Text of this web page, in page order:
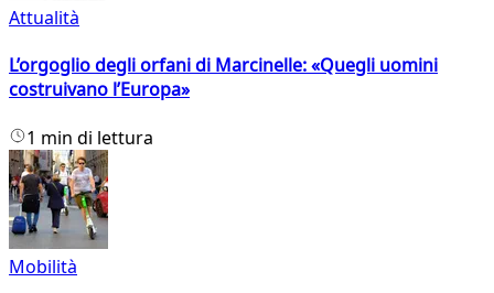
Attualità
L’orgoglio degli orfani di Marcinelle: «Quegli uomini
costruivano l’Europa»
1 min di lettura
Mobilità